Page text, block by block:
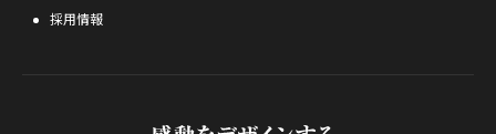
採用情報